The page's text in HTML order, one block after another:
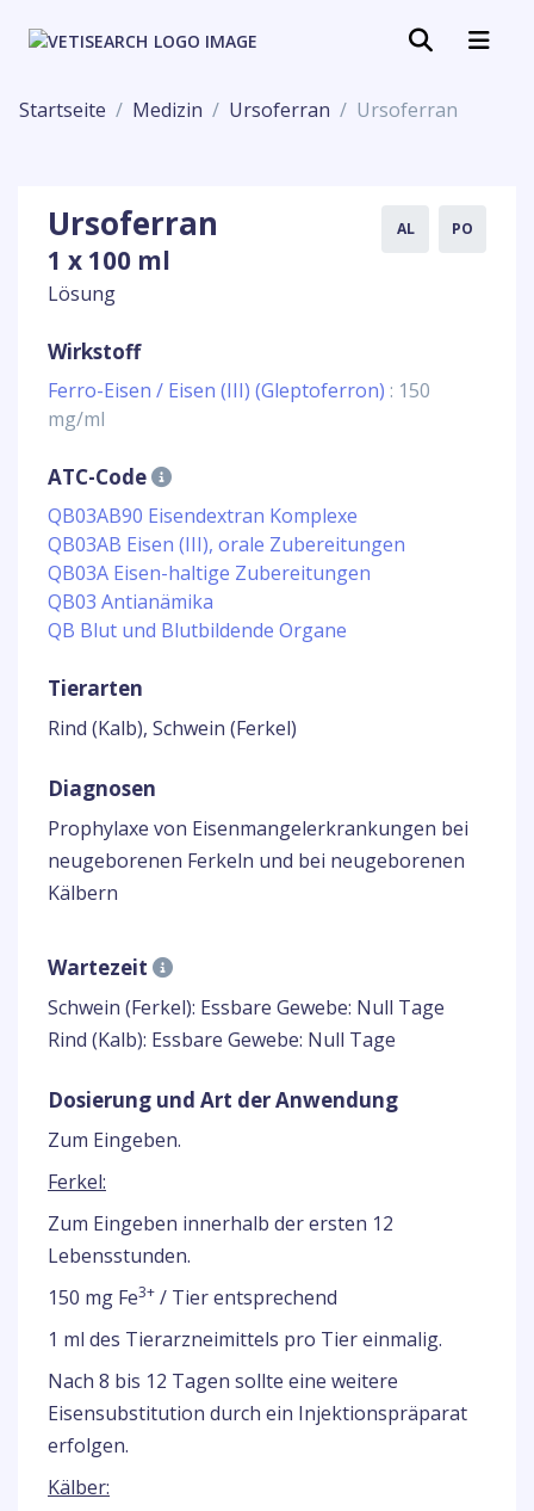
Startseite Medizin Ursoferran Ursoferran
Ursoferran
1 x 100 ml
Lösung
AL PO
Wirkstoff
Ferro-Eisen / Eisen (III) (Gleptoferron) : 150
mg/ml
ATC-Code
QB03AB90 Eisendextran Komplexe
QB03AB Eisen (III), orale Zubereitungen
QB03A Eisen-haltige Zubereitungen
QB03 Antianämika
QB Blut und Blutbildende Organe
Tierarten
Rind (Kalb), Schwein (Ferkel)
Diagnosen
Prophylaxe von Eisenmangelerkrankungen bei
neugeborenen Ferkeln und bei neugeborenen
Kälbern
Wartezeit
Schwein (Ferkel): Essbare Gewebe: Null Tage
Rind (Kalb): Essbare Gewebe: Null Tage
Dosierung und Art der Anwendung
Zum Eingeben.
Ferkel:
Zum Eingeben innerhalb der ersten 12
Lebensstunden.
150 mg Fe3+ / Tier entsprechend
1 ml des Tierarzneimittels pro Tier einmalig.
Nach 8 bis 12 Tagen sollte eine weitere
Eisensubstitution durch ein Injektionspräparat
erfolgen.
Kälber: